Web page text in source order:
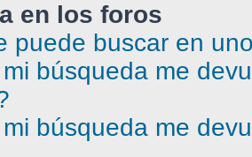
en los foros
puede buscar en
búsqueda me
búsqueda me